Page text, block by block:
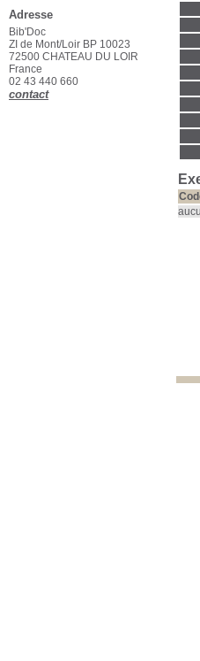
Adresse
Bib'Doc
ZI de Mont/Loir BP 10023
72500 CHATEAU DU LOIR
France
02 43 440 660
contact